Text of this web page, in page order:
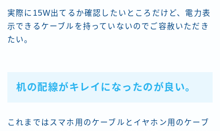
実際に15W出てるか確認したいところだけど、電力表
示できるケーブルを持っていないのでご容赦いただき
たい。
机の配線がキレイになったのが良い。
これまではスマホ用のケーブルとイヤホン用のケーブ